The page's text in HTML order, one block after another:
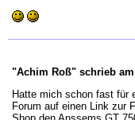
"Achim Roß" schrieb am
Hatte mich schon fast für
Forum auf einen Link zur